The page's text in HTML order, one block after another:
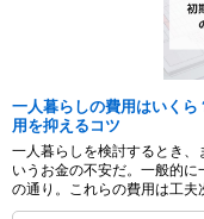
一人暮らしの費用はいく
用を抑えるコツ
一人暮らしを検討するとき、
いうお金の不安だ。一般的
の通り。これらの費用は工夫